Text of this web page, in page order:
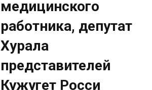
медицинского
работника, депутат
Хурала
представителей
Кужугет Росси